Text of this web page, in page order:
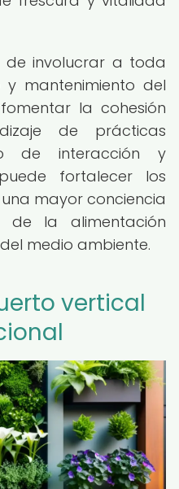
de involucrar a toda
mantenimiento del
la cohesión
de prácticas
de interacción y
fortalecer los
mayor conciencia
de la alimentación
medio ambiente.
vertical